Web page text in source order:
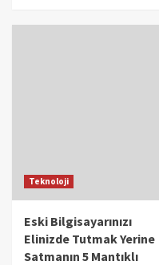
Teknoloji
Eski Bilgisayarınızı
Elinizde Tutmak Yerine
Satmanın 5 Mantıklı